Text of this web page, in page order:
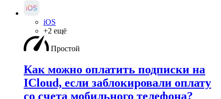
iOS
+2 ещё
Простой
Как можно оплатить подписки на
ICloud, если заблокировали оплату
со счета мобильного телефона?